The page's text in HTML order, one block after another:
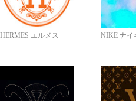
HERMES エルメス NIKE ナイ